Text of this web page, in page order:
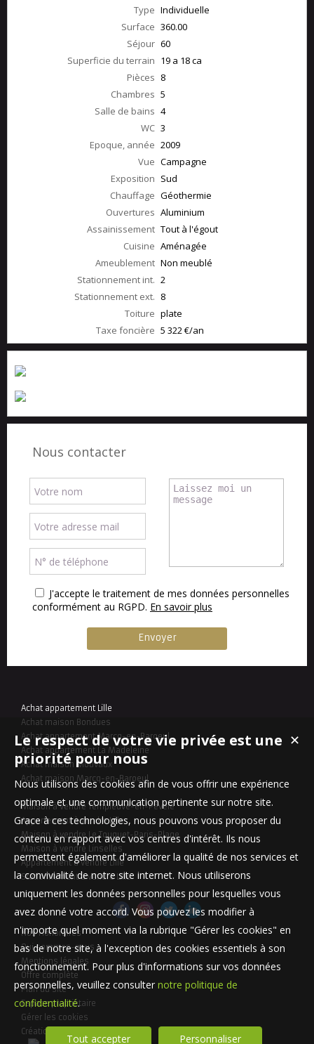
Type Individuelle
Surface 360.00
Séjour 60
Superficie du terrain 19 a 18 ca
Pièces 8
Chambres 5
Salle de bains 4
WC 3
Epoque, année 2009
Vue Campagne
Exposition Sud
Chauffage Géothermie
Ouvertures Aluminium
Assainissement Tout à l'égout
Cuisine Aménagée
Ameublement Non meublé
Stationnement int. 2
Stationnement ext. 8
Toiture plate
Taxe foncière 5 322 €/an
Nous contacter
J'accepte le traitement de mes données personnelles
conformément au RGPD. En savoir plus
Achat appartement Lille
Achat maison Bondues
Achat appartement Marcq-en-Baroeul
Achat appartement La Madeleine
Achat maison Mouvaux
Achat maison Marcq-en-Baroeul
Maison à vendre Templeuve-en-Pévèle
Appartement à vendre Lille
Maison à vendre Le Touquet-Paris-Plage
Maison à vendre Linselles
Appartement à vendre Lille
Stationnement à vendre Lille
Nos Honoraires
Qui sommes-nous
Mentions légales
Offre complète
Plan du site
Espace propriétaire
Gérer les cookies
Création site internet immobilier
✕
Le respect de votre vie privée est une
priorité pour nous
Nous utilisons des cookies afin de vous offrir une expérience
optimale et une communication pertinente sur notre site.
Grace à ces technologies, nous pouvons vous proposer du
contenu en rapport avec vos centres d'intérêt. Ils nous
permettent également d'améliorer la qualité de nos services et
la convivialité de notre site internet. Nous utiliserons
uniquement les données personnelles pour lesquelles vous
avez donné votre accord. Vous pouvez les modifier à
n'importe quel moment via la rubrique "Gérer les cookies" en
bas de notre site, à l'exception des cookies essentiels à son
fonctionnement. Pour plus d'informations sur vos données
personnelles, veuillez consulter notre politique de
confidentialité.
Tout accepter Personnaliser